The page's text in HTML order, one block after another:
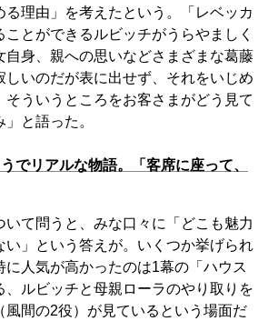
る理由」を考えたという。「レベッカ
とができるルビッチがうらやましく
自身、親への思いなどさまざまな葛藤
しいのだが表に出せず、それをいじめ
そういうところをお客さまがどう見て
と語った。
でリアルな物語。「客席に座って、
いて問うと、みな口々に「どこも魅力
い」という答えが。いくつか挙げられ
に人気が高かったのは1幕の「ハウス
、ルビッチと母親ローラのやり取りを
風間の2役）が見ているという場面だ